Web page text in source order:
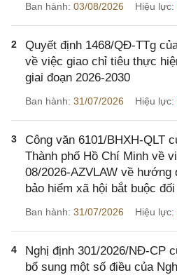
Ban hành: 03/08/2026 Hiệu lực:
2
Quyết định 1468/QĐ-TTg
về việc giao chỉ tiêu thực
giai đoạn 2026-2030
Ban hành: 31/07/2026 Hiệu lực:
3
Công văn 6101/BHXH-QLT
Thành phố Hồ Chí Minh về
08/2026-AZVLAW về
bảo hiểm xã hội bắt buộc
Ban hành: 31/07/2026 Hiệu lực:
4
Nghị định 301/2026/NĐ-CP
bổ sung một số điều của